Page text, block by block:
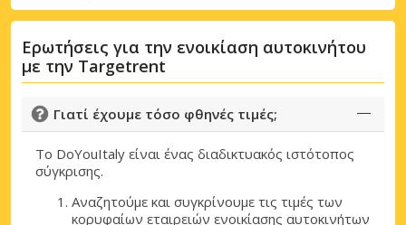
Ερωτήσεις για την ενοικίαση αυτοκινήτου
με την Targetrent
Γιατί έχουμε τόσο φθηνές τιμές;
Το DoYouItaly είναι ένας διαδικτυακός ιστότοπος
σύγκρισης.
Αναζητούμε και συγκρίνουμε τις τιμές των
κορυφαίων εταιρειών ενοικίασης αυτοκινήτων